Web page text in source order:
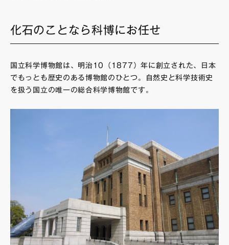
化石のことなら科博にお任せ
国立科学博物館は、明治10（1877）年に創立された、日本
でもっとも歴史のある博物館のひとつ。自然史と科学技術史
を扱う国立の唯一の総合科学博物館です。